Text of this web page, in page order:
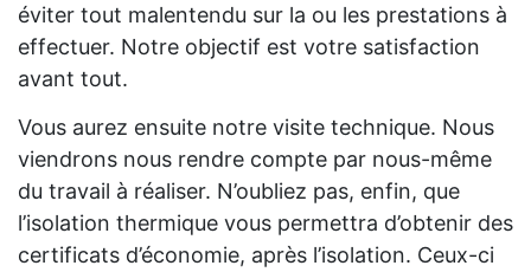
éviter tout malentendu sur la ou les prestations à
effectuer. Notre objectif est votre satisfaction
avant tout.
Vous aurez ensuite notre visite technique. Nous
viendrons nous rendre compte par nous-même
du travail à réaliser. N’oubliez pas, enfin, que
l’isolation thermique vous permettra d’obtenir des
certificats d’économie, après l’isolation. Ceux-ci